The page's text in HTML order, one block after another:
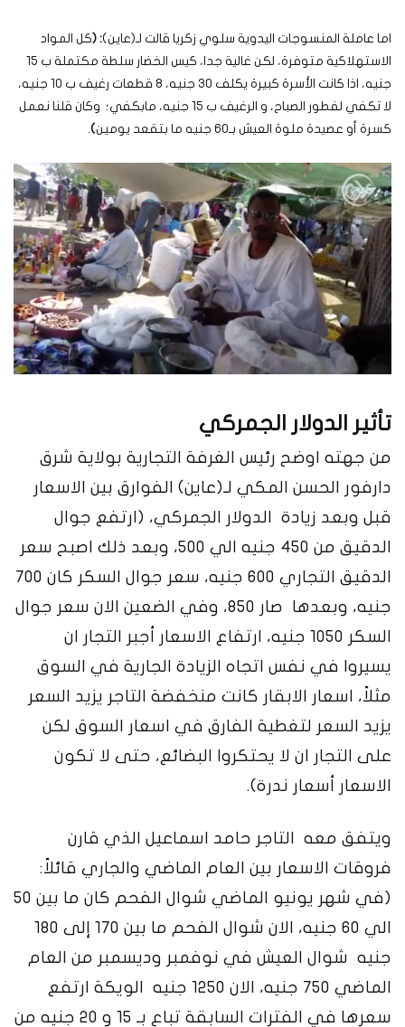
اما عاملة المنسوجات اليدوية سلوي زكريا قالت لـ(عاين): (كل المواد
الاستهلاكية متوفرة، لكن غالية جدا، كيس الخضار سلطة مكتملة ب 15
جنيه، اذا كانت الأسرة كبيرة يكلف 30 جنيه، 8 قطعات رغيف ب 10 جنيه،
لا تكفي لفطور الصباح، و الرغيف ب 15 جنيه، مابكفي؛ وكان قلنا نعمل
كسرة أو عصيدة ملوة العيش بـ60 جنيه ما بتقعد يومين
)
.
تأثير الدولار الجمركي
من جهته اوضح رئيس الغرفة التجارية بولاية شرق
دارفور الحسن المكي لـ(عاين) الفوارق بين الاسعار
قبل وبعد زيادة الدولار الجمركي، (ارتفع جوال
الدقيق من 450 جنيه الي 500، وبعد ذلك اصبح سعر
الدقيق التجاري 600 جنيه، سعر جوال السكر كان 700
جنيه، وبعدها صار 850، وفي الضعين الان سعر جوال
السكر 1050 جنيه، ارتفاع الاسعار أجبر التجار ان
يسيروا في نفس اتجاه الزيادة الجارية في السوق
مثلاً، اسعار الابقار كانت منخفضة التاجر يزيد السعر
يزيد السعر لتغطية الفارق في اسعار السوق لكن
على التجار ان لا يحتكروا البضائع، حتى لا تكون
الاسعار أسعار ندرة).
ويتفق معه التاجر حامد اسماعيل الذي قارن
فروقات الاسعار بين العام الماضي والجاري قائلاً:
(في شهر يونيو الماضي شوال الفحم كان ما بين 50
الي 60 جنيه، الان شوال الفحم ما بين 170 إلى 180
جنيه شوال العيش في نوفمبر وديسمبر من العام
الماضي 750 جنيه، الان 1250 جنيه الويكة ارتفع
سعرها في الفترات السابقة تباع بـ 15 و 20 جنيه من